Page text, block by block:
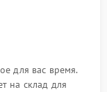
для вас время.
на склад для